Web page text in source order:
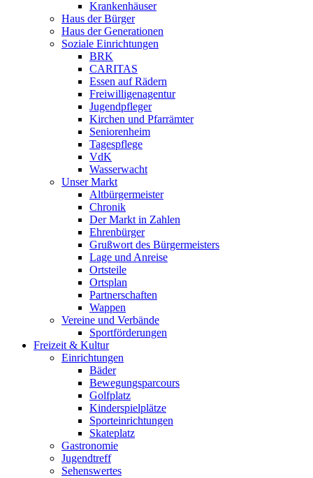
Krankenhäuser
Haus der Bürger
Haus der Generationen
Soziale Einrichtungen
BRK
CARITAS
Essen auf Rädern
Freiwilligenagentur
Jugendpfleger
Kirchen und Pfarrämter
Seniorenheim
Tagespflege
VdK
Wasserwacht
Unser Markt
Altbürgermeister
Chronik
Der Markt in Zahlen
Ehrenbürger
Grußwort des Bürgermeisters
Lage und Anreise
Ortsteile
Ortsplan
Partnerschaften
Wappen
Vereine und Verbände
Sportförderungen
Freizeit & Kultur
Einrichtungen
Bäder
Bewegungsparcours
Golfplatz
Kinderspielplätze
Sporteinrichtungen
Skateplatz
Gastronomie
Jugendtreff
Sehenswertes